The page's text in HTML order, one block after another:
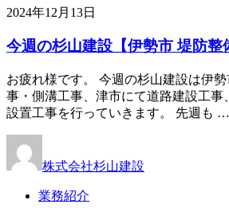
2024年12月13日
今週の杉山建設【伊勢市 堤防整
お疲れ様です。 今週の杉山建設は伊
事・側溝工事、津市にて道路建設工事
設置工事を行っていきます。 先週も …
株式会社杉山建設
業務紹介